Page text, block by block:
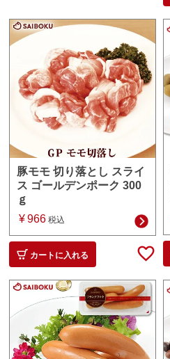
豚モモ 切り落とし スライ
ス ゴールデンポーク 300
ｇ
¥ 966 税込
カートに入れる